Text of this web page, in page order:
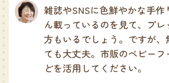
雑誌やSNSに色鮮やかな手作
ん載っているのを見て、プレ
方もいるでしょう。ですが、
ても大丈夫。市販のベビー
どを活用してください。